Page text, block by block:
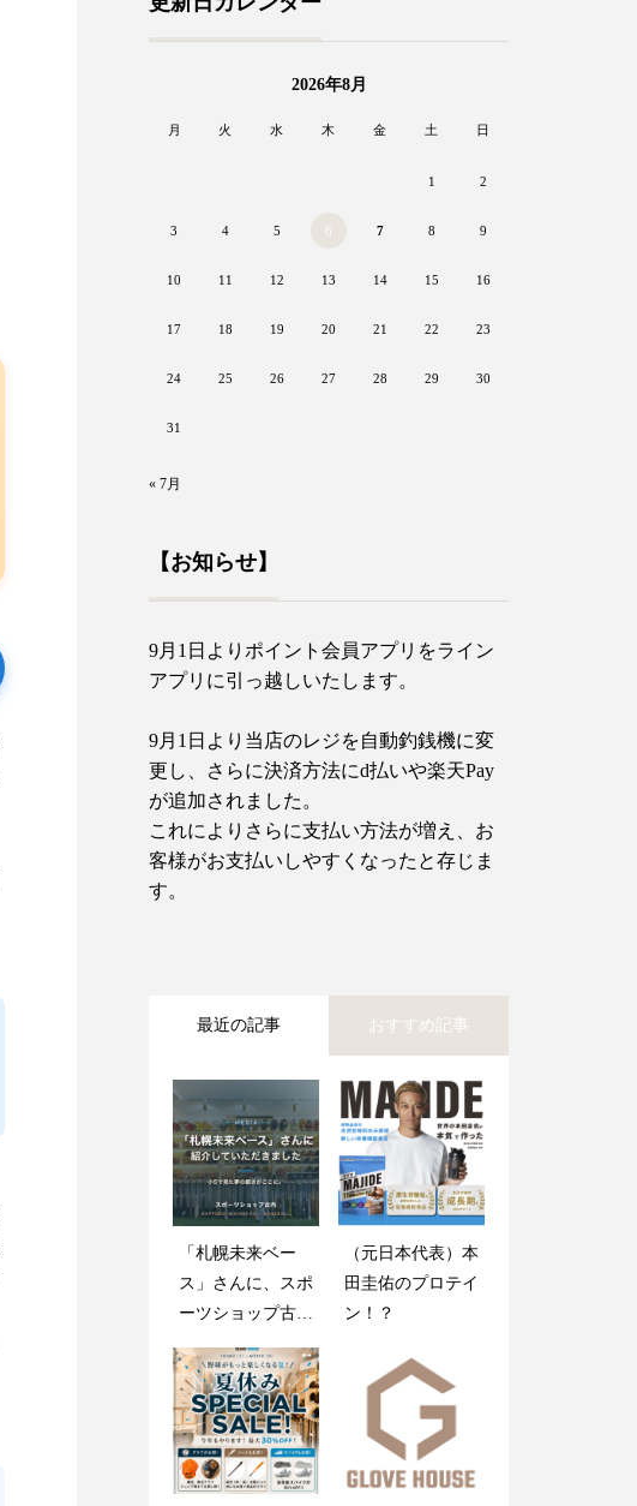
2026年8月
月 火 水 木 金 土 日
1 2
3 4 5 6 7 8 9
10 11 12 13 14 15 16
17 18 19 20 21 22 23
24 25 26 27 28 29 30
31
« 7月
【お知らせ】
9月1日よりポイント会員アプリをライン
アプリに引っ越しいたします。
9月1日より当店のレジを自動釣銭機に変
更し、さらに決済方法にd払いや楽天Pay
が追加されました。
これによりさらに支払い方法が増え、お
客様がお支払いしやすくなったと存じま
す。
最近の記事 おすすめ記事
「札幌未来ベー
ス」さんに、スポ
ーツショップ古内
を紹介していただ
きました
（元日本代表）本
田圭佑のプロテイ
ン！？
創業感謝祭2025開
催のお知らせ
木製バットが折れ
ても心配しない
で！